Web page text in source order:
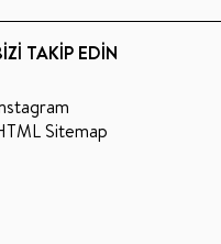
TAKİP EDİN
Sitemap